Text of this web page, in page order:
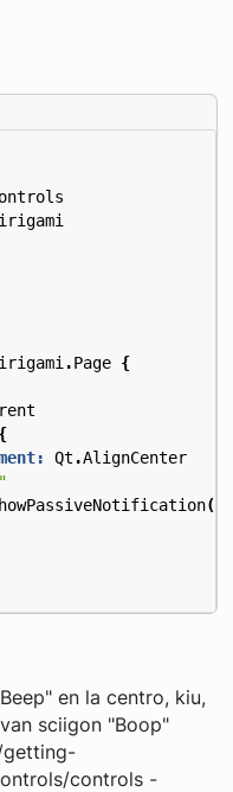
.Page {
{
Qt .AlignCenter
(
en la centro, kiu,
sciigon "Boop"
getting-
controls -